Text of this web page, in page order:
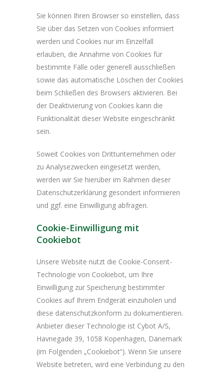
Sie können Ihren Browser so einstellen, dass
Sie über das Setzen von Cookies informiert
werden und Cookies nur im Einzelfall
erlauben, die Annahme von Cookies für
bestimmte Fälle oder generell ausschließen
sowie das automatische Löschen der Cookies
beim Schließen des Browsers aktivieren. Bei
der Deaktivierung von Cookies kann die
Funktionalität dieser Website eingeschränkt
sein.
Soweit Cookies von Drittunternehmen oder
zu Analysezwecken eingesetzt werden,
werden wir Sie hierüber im Rahmen dieser
Datenschutzerklärung gesondert informieren
und ggf. eine Einwilligung abfragen.
Cookie-Einwilligung mit
Cookiebot
Unsere Website nutzt die Cookie-Consent-
Technologie von Cookiebot, um Ihre
Einwilligung zur Speicherung bestimmter
Cookies auf Ihrem Endgerät einzuholen und
diese datenschutzkonform zu dokumentieren.
Anbieter dieser Technologie ist Cybot A/S,
Havnegade 39, 1058 Kopenhagen, Dänemark
(im Folgenden „Cookiebot“). Wenn Sie unsere
Website betreten, wird eine Verbindung zu den